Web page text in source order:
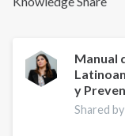
Manual
y
Shared